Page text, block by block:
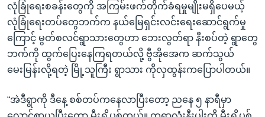
လုံခြုံရေးစခန်းတွေကို အကြမ်းဖက်တိုက်ခံရမှုမျိုးမရှိပေမယ့်
လုံခြုံရေးတပ်တွေဘက်က နယ်မြေရှင်းလင်းရေးဆောင်ရွက်မှု
ကြောင့် မွတ်စလင်ရွာသားတွေဟာ ဘေးလွတ်ရာ နီးစပ်တဲ့ ရွာတွေ
ဘက်ကို ထွက်ပြေးနေကြရတယ်လို့ ဗွီအိုအေက ဆက်သွယ်
မေးမြန်းလို့ရတဲ့ မြို့သူကြီး ရွာသား ကိုလှထွန်းကပြောပါတယ်။
“အဲဒီရွာကို ဒီနေ့ စစ်တပ်ကနေလာပြီးတော့ ညနေ ၅ နာရီမှာ